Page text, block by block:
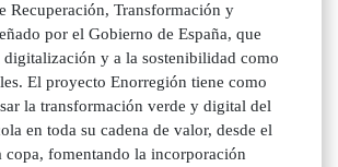
Recuperación, Transformación y
por el Gobierno de España, que
digitalización y a la sostenibilidad como
El proyecto Enorregión tiene como
la transformación verde y digital del
en toda su cadena de valor, desde el
copa, fomentando la incorporación